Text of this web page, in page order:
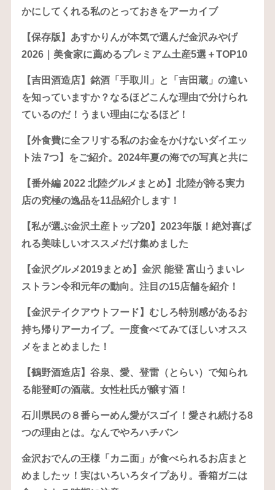
かにしてくれる私のとっておきをアーカイブ
【保存版】あすかりんが本気で選んだ金沢みやげ
2026｜美食家に薦めるプレミアム土産5選＋TOP10
【吉田酒造店】銘酒「手取川」と「吉田蔵」の違い
を知っていますか？なるほどこんな理由で分けられ
ているのだ！うまい理由になるほど！
【外食費に全フリする私のお金をかけないダイエッ
ト法 7つ】をご紹介。2024年夏の海での写真と共に
【番外編 2022 北陸グルメまとめ】北陸が誇る実力
店の究極の逸品を11品紹介します！
【私が選ぶ金沢土産トップ20】2023年版！絶対喜ば
れる美味しいオススメだけ集めました
【金沢グルメ2019まとめ】金沢 能登 富山うまいレ
ストラン令和元年の動向。注目の15店舗を紹介！
【金沢テイクアウトフード】むしろ特別感があるお
持ち帰りアーカイブ。一度食べてみてほしいオスス
メをまとめました！
【鶴野酒造店】谷泉、愛、登雷（とらい）で知られ
る能登町の酒蔵。女性杜氏が醸す酒！
石川県民の８番らーめん愛がスゴイ！愛され続ける8
つの理由とは。なんでやろハチバン
金沢おでんの王様「カニ面」が食べられるお店まと
めましたッ！実はいろいろタイプあり。香箱ガニは